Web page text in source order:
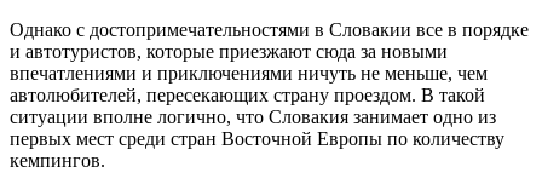
Однако с достопримечательностями в Словакии все в порядке
и автотуристов, которые приезжают сюда за новыми
впечатлениями и приключениями ничуть не меньше, чем
автолюбителей, пересекающих страну проездом. В такой
ситуации вполне логично, что Словакия занимает одно из
первых мест среди стран Восточной Европы по количеству
кемпингов.